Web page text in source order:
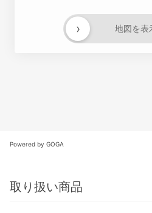
地図を表
›
Powered by GOGA
取り扱い商品